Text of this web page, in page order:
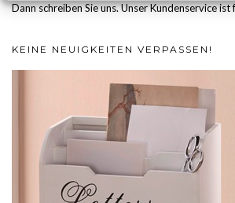
Dann schreiben Sie uns. Unser Kundenservice ist
KEINE NEUIGKEITEN VERPASSEN!